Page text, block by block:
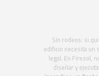
Sin rodeos: si
edificio necesita un
legal. En Firesol,
diseñar y